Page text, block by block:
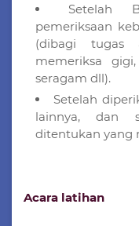
Setelah
pemeriksaan
(dibagi tugas
memeriksa
seragam dll).
Setelah
lainnya, dan
ditentukan yang
Acara latihan